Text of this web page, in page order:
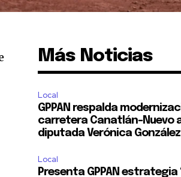
Más Noticias
Local
GPPAN respalda
carretera Canatlán–Nuevo
diputada Verónica González
Local
Presenta GPPAN estrategia